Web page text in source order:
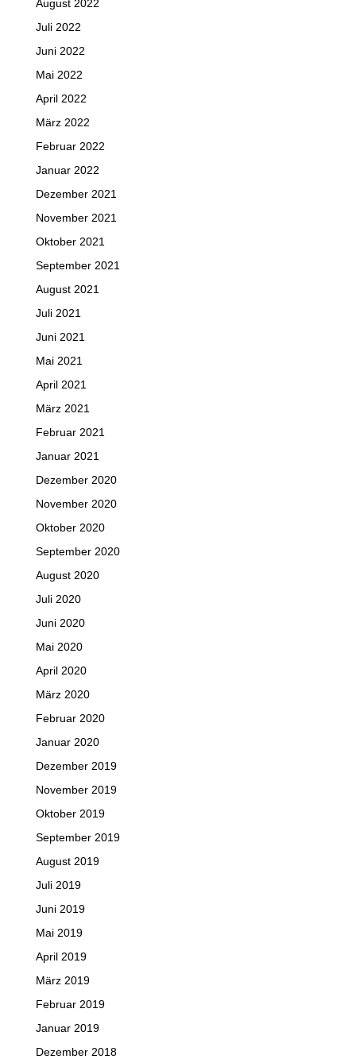
August 2022
Juli 2022
Juni 2022
Mai 2022
April 2022
März 2022
Februar 2022
Januar 2022
Dezember 2021
November 2021
Oktober 2021
September 2021
August 2021
Juli 2021
Juni 2021
Mai 2021
April 2021
März 2021
Februar 2021
Januar 2021
Dezember 2020
November 2020
Oktober 2020
September 2020
August 2020
Juli 2020
Juni 2020
Mai 2020
April 2020
März 2020
Februar 2020
Januar 2020
Dezember 2019
November 2019
Oktober 2019
September 2019
August 2019
Juli 2019
Juni 2019
Mai 2019
April 2019
März 2019
Februar 2019
Januar 2019
Dezember 2018